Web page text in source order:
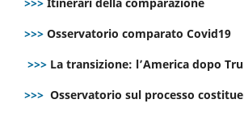
>>> Osservatorio comparato Covid19
>>> La transizione: l’America dopo
>>> Osservatorio sul processo